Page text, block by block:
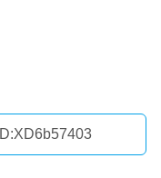
ID:XD6b57403